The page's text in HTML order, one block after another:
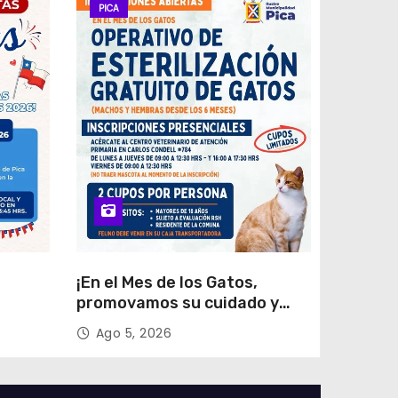
PICA
¡En el Mes de los Gatos,
promovamos su cuidado y
tenencia responsable!
Ago 5, 2026